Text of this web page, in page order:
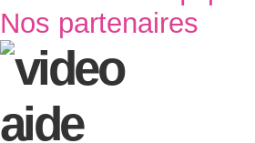
Nos partenaires